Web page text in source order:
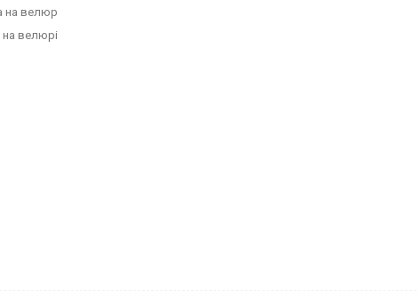
на велюр
на велюрі